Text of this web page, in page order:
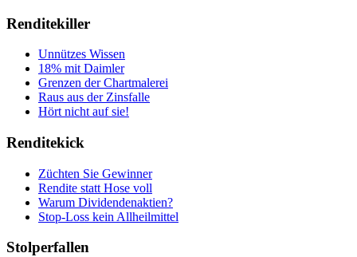
Renditekiller
Unnützes Wissen
18% mit Daimler
Grenzen der Chartmalerei
Raus aus der Zinsfalle
Hört nicht auf sie!
Renditekick
Züchten Sie Gewinner
Rendite statt Hose voll
Warum Dividendenaktien?
Stop-Loss kein Allheilmittel
Stolperfallen